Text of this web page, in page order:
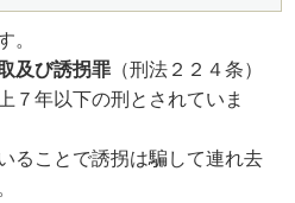
及び誘拐罪 （刑法２２４条）
７年以下の刑とされていま
ることで誘拐は騙して連れ去